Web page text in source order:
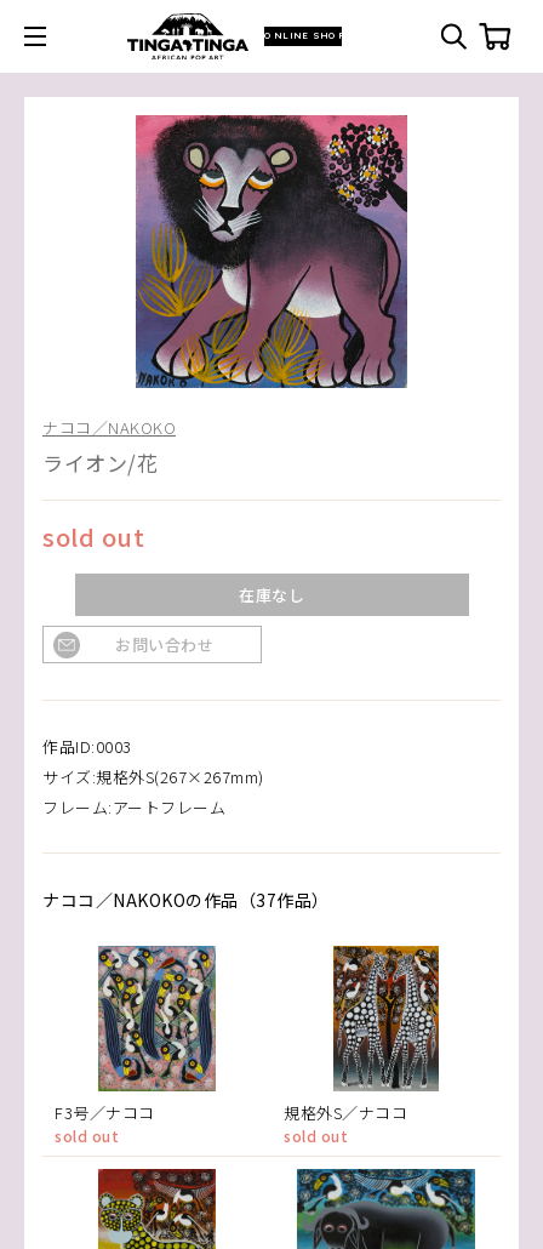
ONLINE SHOP
ナココ／NAKOKO
ライオン/花
sold out
在庫なし
お問い合わせ
作品ID:0003
サイズ:規格外S(267×267mm)
フレーム:アートフレーム
ナココ／NAKOKOの作品（37作品）
F3号／ナココ
sold out
規格外S／ナココ
sold out